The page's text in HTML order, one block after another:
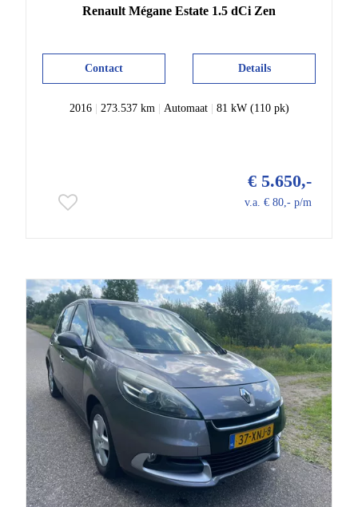
Renault Mégane Estate 1.5 dCi Zen
Details
Contact
2016| 273.537 km | Automaat| 81 kW (110 pk)
€ 5.650,-
v.a. € 80,- p/m